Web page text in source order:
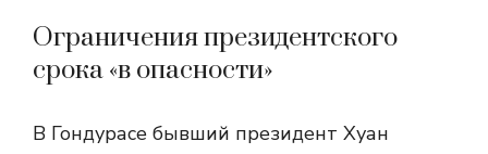
Ограничения президентского
срока «в опасности»
В Гондурасе бывший президент Хуан